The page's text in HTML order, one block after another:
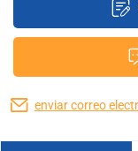
enviar correo